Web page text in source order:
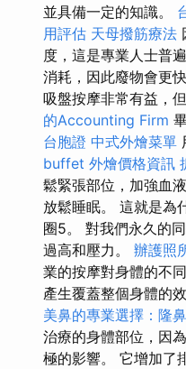
並具備一定的知識。
用評估 天母撥筋療法
度，這是專業人士普
消耗，因此廢物會更
吸盤按摩非常有益，
的Accounting Firm
台胞證 中式外燴菜單
buffet 外燴價格資訊
鬆緊張部位，加強血
放鬆睡眠。 這就是為
圈5。 對我們永久的
過高和壓力。 辦護照
業的按摩對身體的不
產生覆蓋整個身體的
美鼻的專業選擇：隆
治療的身體部位，因
極的影響。 它增加了